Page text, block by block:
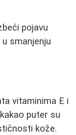
pojavu
smanjenju
vitaminima E i
puter su
kože.